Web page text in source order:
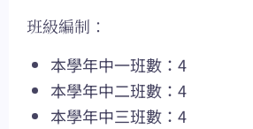
班級編制：
本學年中一班數：4
本學年中二班數：4
本學年中三班數：4